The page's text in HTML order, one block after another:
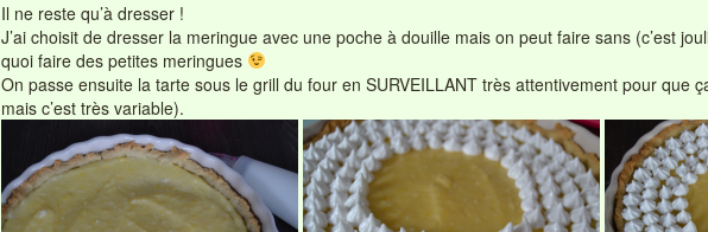
Il ne reste qu’à dresser !
J’ai choisit de dresser la meringue avec une poche à douille mais on peut faire sans (c’est
quoi faire des petites meringues
On passe ensuite la tarte sous le grill du four en SURVEILLANT très attentivement pour que
mais c’est très variable).